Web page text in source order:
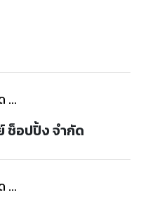
...
ช็อปปิ้ง จำกัด
...